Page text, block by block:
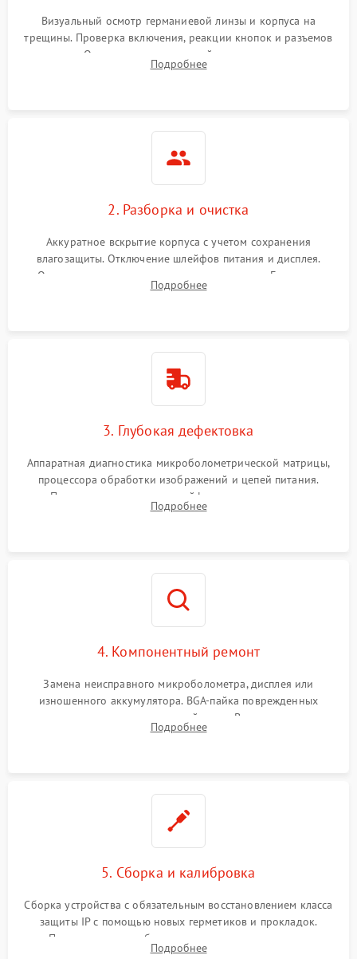
Визуальный осмотр германиевой линзы и корпуса на
трещины. Проверка включения, реакции кнопок и разъемов
зарядки. Оценка вывода тепловой сигнатуры на экран,
проверка базовых функций и считывание системных
Подробнее
2. Разборка и очистка
Аккуратное вскрытие корпуса с учетом сохранения
влагозащиты. Отключение шлейфов питания и дисплея.
Очистка внутренних плат от окислов и пыли. Бережная
обработка германиевого объектива специализированными
Подробнее
3. Глубокая дефектовка
Аппаратная диагностика микроболометрической матрицы,
процессора обработки изображений и цепей питания.
Проверка целостности шлейфов, модуля памяти и
интерфейсов связи. Выявление сгоревших SMD-компонентов
Подробнее
4. Компонентный ремонт
Замена неисправного микроболометра, дисплея или
изношенного аккумулятора. BGA-пайка поврежденных
контроллеров на материнской плате. Восстановление
разъемов и кнопок, замена поврежденных элементов
Подробнее
5. Сборка и калибровка
Сборка устройства с обязательным восстановлением класса
защиты IP с помощью новых герметиков и прокладок.
Программная калибровка матрицы по эталонному
абсолютно черному телу для точного измерения температур.
Подробнее